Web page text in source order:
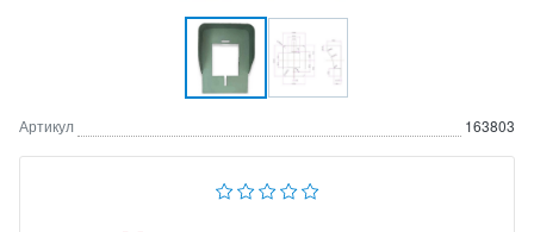
Артикул 163803